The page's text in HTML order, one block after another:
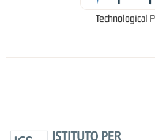
Technological